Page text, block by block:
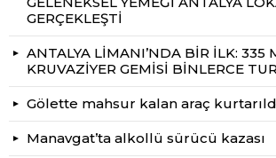
GERÇEKLEŞTİ
ANTALYA LİMANI’NDA BİR İLK: 335
KRUVAZİYER GEMİSİ BİNLERCE
Gölette mahsur kalan araç
Manavgat’ta alkollü sürücü kazası